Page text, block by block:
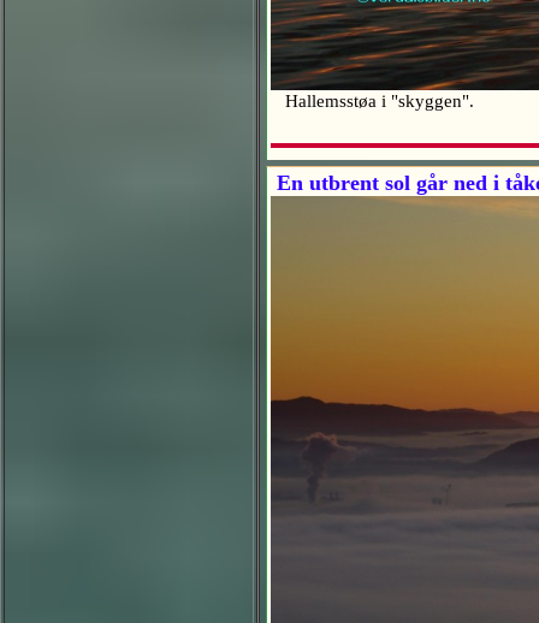
Hallemsstøa i "skyggen".
En utbrent sol går ned i